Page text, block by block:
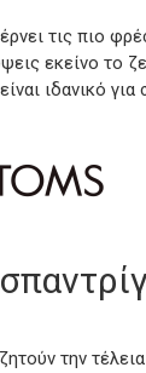
τις πιο
εκείνο το
ιδανικό για
την